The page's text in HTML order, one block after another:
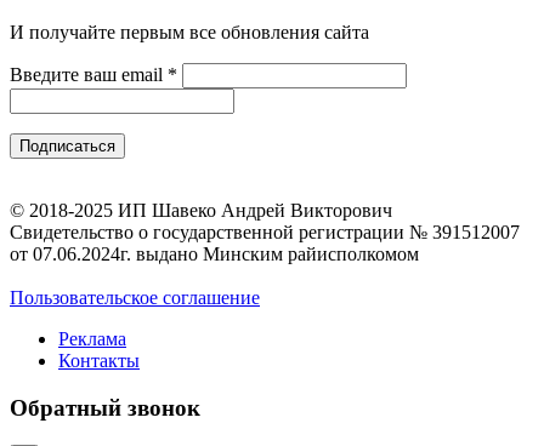
И получайте первым все обновления сайта
Введите ваш email *
© 2018-2025 ИП Шавеко Андрей Викторович
Свидетельство о государственной регистрации № 391512007
от 07.06.2024г. выдано Минским райисполкомом
Пользовательское соглашение
Реклама
Контакты
Обратный звонок